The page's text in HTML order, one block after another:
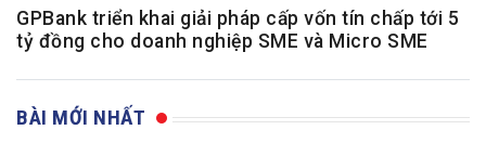
GPBank triển khai giải pháp cấp vốn tín chấp tới 5
tỷ đồng cho doanh nghiệp SME và Micro SME
BÀI MỚI NHẤT